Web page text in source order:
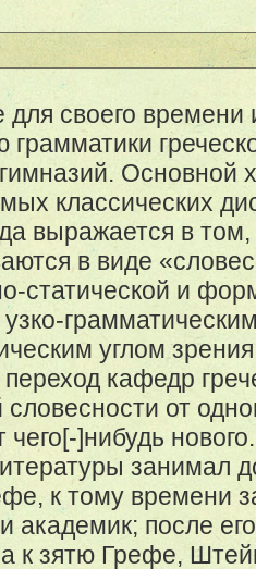
для своего времени
Основной
классических
выражается в
в виде
статической и
углом
кафедр
словесности от
чего[-]нибудь
занимал
к тому времени
академик; после
к зятю Грефе,